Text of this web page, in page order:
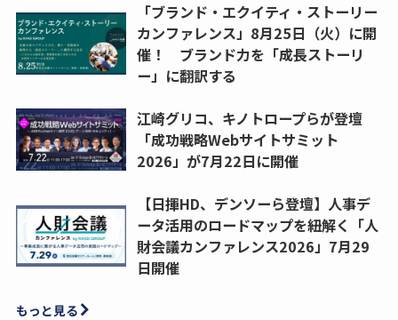
「ブランド・エクイティ・ストーリー
カンファレンス」8月25日（火）に開
催！ ブランド力を「成長ストーリ
ー」に翻訳する
江崎グリコ、キノトロープらが登壇
「成功戦略Webサイトサミット
2026」が7月22日に開催
【日揮HD、デンソーら登壇】人事デ
ータ活用のロードマップを紐解く「人
財会議カンファレンス2026」7月29
日開催
もっと見る